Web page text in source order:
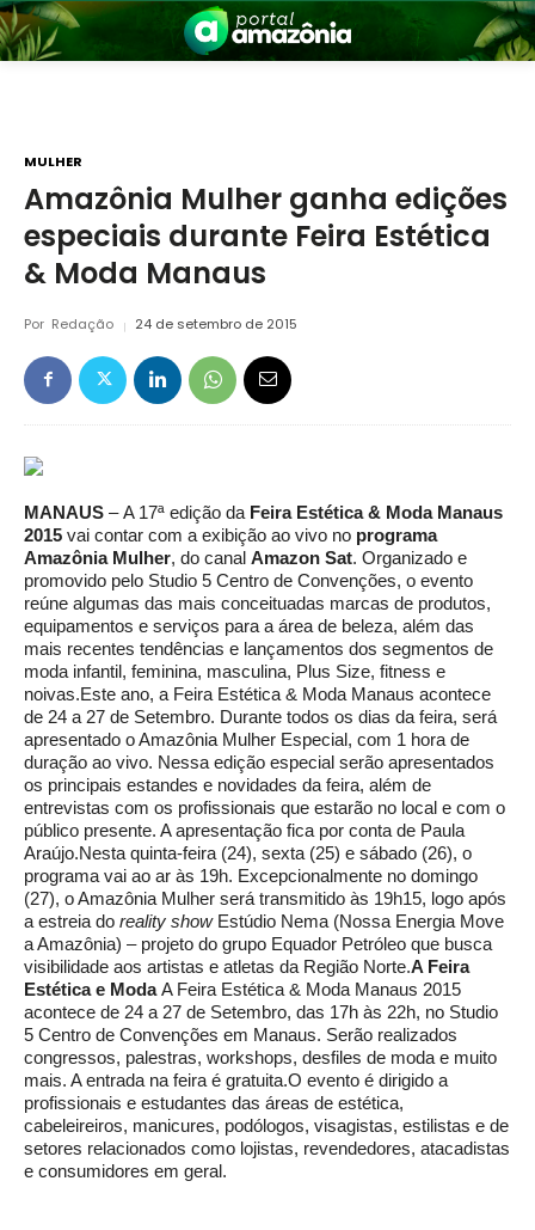
MULHER
Amazônia Mulher ganha edições
especiais durante Feira Estética
& Moda Manaus
Por Redação 24 de setembro de 2015
MANAUS – A 17ª edição da Feira Estética & Moda Manaus
2015 vai contar com a exibição ao vivo no programa
Amazônia Mulher, do canal Amazon Sat. Organizado e
promovido pelo Studio 5 Centro de Convenções, o evento
reúne algumas das mais conceituadas marcas de produtos,
equipamentos e serviços para a área de beleza, além das
mais recentes tendências e lançamentos dos segmentos de
moda infantil, feminina, masculina, Plus Size, fitness e
noivas.Este ano, a Feira Estética & Moda Manaus acontece
de 24 a 27 de Setembro. Durante todos os dias da feira, será
apresentado o Amazônia Mulher Especial, com 1 hora de
duração ao vivo. Nessa edição especial serão apresentados
os principais estandes e novidades da feira, além de
entrevistas com os profissionais que estarão no local e com o
público presente. A apresentação fica por conta de Paula
Araújo.Nesta quinta-feira (24), sexta (25) e sábado (26), o
programa vai ao ar às 19h. Excepcionalmente no domingo
(27), o Amazônia Mulher será transmitido às 19h15, logo após
a estreia do reality showEstúdio Nema (Nossa Energia Move
a Amazônia) – projeto do grupo Equador Petróleo que busca
visibilidade aos artistas e atletas da Região Norte.A Feira
Estética e ModaA Feira Estética & Moda Manaus 2015
acontece de 24 a 27 de Setembro, das 17h às 22h, no Studio
5 Centro de Convenções em Manaus. Serão realizados
congressos, palestras, workshops, desfiles de moda e muito
mais. A entrada na feira é gratuita.O evento é dirigido a
profissionais e estudantes das áreas de estética,
cabeleireiros, manicures, podólogos, visagistas, estilistas e de
setores relacionados como lojistas, revendedores, atacadistas
e consumidores em geral.